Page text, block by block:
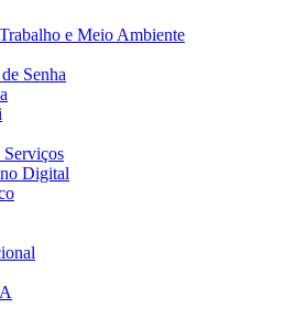
e Meio Ambiente
Senha
Digital